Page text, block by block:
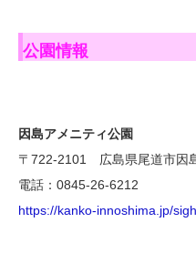
公園情報
因島アメニティ公園
〒722-2101 広島県尾道市因
電話：0845-26-6212
https://kanko-innoshima.jp/